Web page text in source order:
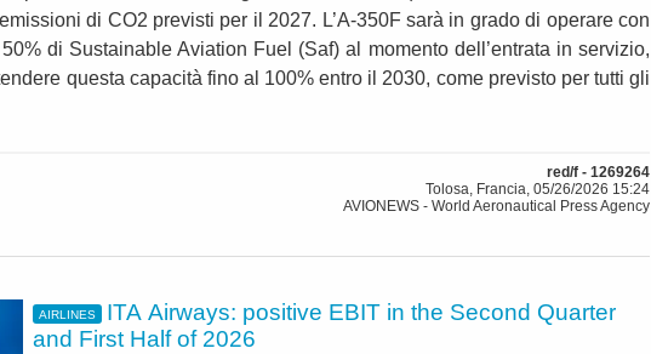
di CO2 previsti per il 2027. L’A-350F sarà in grado di operare con
di Sustainable Aviation Fuel (Saf) al momento dell’entrata in servizio,
questa capacità fino al 100% entro il 2030, come previsto per tutti gli
red/f - 1269264
Tolosa, Francia, 05/26/2026 15:24
AVIONEWS - World Aeronautical Press Agency
AIRLINES
ITA Airways: positive EBIT in the Second Quarter
and First Half of 2026